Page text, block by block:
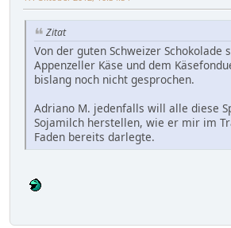
Zitat
Von der guten Schweizer Schokolade
Appenzeller Käse und dem
bislang noch nicht gesprochen.
Adriano M. jedenfalls will alle diese
Sojamilch herstellen, wie er mir im
Faden bereits darlegte.